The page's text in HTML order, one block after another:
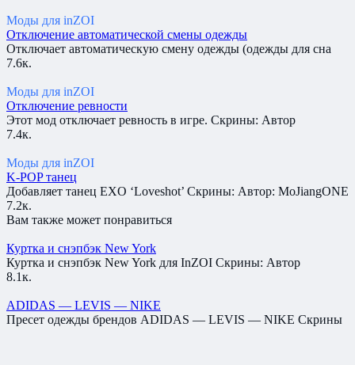
Моды для inZOI
Отключение автоматической смены одежды
Отключает автоматическую смену одежды (одежды для сна
7.6к.
Моды для inZOI
Отключение ревности
Этот мод отключает ревность в игре. Скрины: Автор
7.4к.
Моды для inZOI
K-POP танец
Добавляет танец EXO ‘Loveshot’ Скрины: Автор: MoJiangONE
7.2к.
Вам также может понравиться
Куртка и снэпбэк New York
Куртка и снэпбэк New York для InZOI Скрины: Автор
8.1к.
ADIDAS — LEVIS — NIKE
Пресет одежды брендов ADIDAS — LEVIS — NIKE Скрины